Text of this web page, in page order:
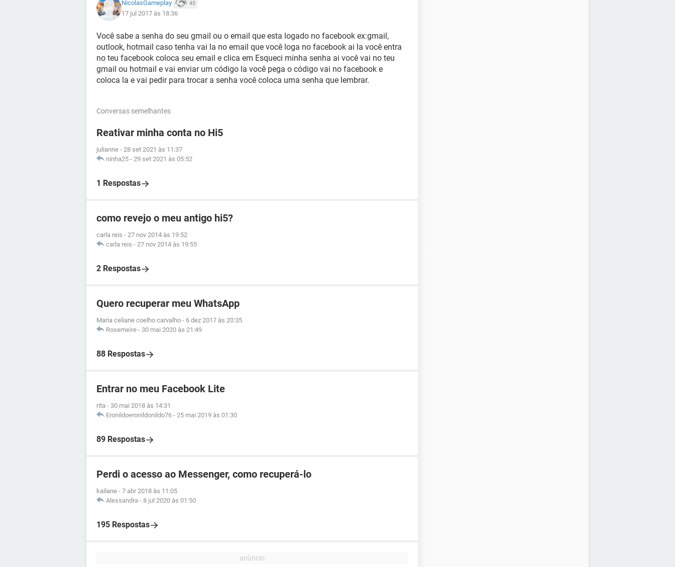
NicolasGameplay 45
17 jul 2017 às 18:36
Você sabe a senha do seu gmail ou o email que esta logado no facebook ex:gmail,
outlook, hotmail caso tenha vai la no email que você loga no facebook ai la você entra
no teu facebook coloca seu email e clica em Esqueci minha senha ai você vai no teu
gmail ou hotmail e vai enviar um código la você pega o código vai no facebook e
coloca la e vai pedir para trocar a senha você coloca uma senha que lembrar.
Conversas semelhantes
Reativar minha conta no Hi5
julianne - 28 set 2021 às 11:37
ninha25 - 29 set 2021 às 05:52
1 Respostas
como revejo o meu antigo hi5?
carla reis - 27 nov 2014 às 19:52
carla reis - 27 nov 2014 às 19:55
2 Respostas
Quero recuperar meu WhatsApp
Maria celiane coelho carvalho - 6 dez 2017 às 20:35
Rosemeire - 30 mai 2020 às 21:49
88 Respostas
Entrar no meu Facebook Lite
rita - 30 mai 2018 às 14:31
Eronildoeronildonildo76 - 25 mai 2019 às 01:30
89 Respostas
Perdi o acesso ao Messenger, como recuperá-lo
kailane - 7 abr 2018 às 11:05
Alessandra - 8 jul 2020 às 01:50
195 Respostas